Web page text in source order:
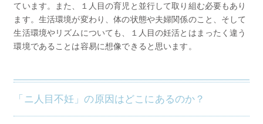
ています。また、１人目の育児と並行して取り組む必要もあり
ます。生活環境が変わり、体の状態や夫婦関係のこと、そして
生活環境やリズムについても、１人目の妊活とはまったく違う
環境であることは容易に想像できると思います。
「ニ人目不妊」の原因はどこにあるのか？